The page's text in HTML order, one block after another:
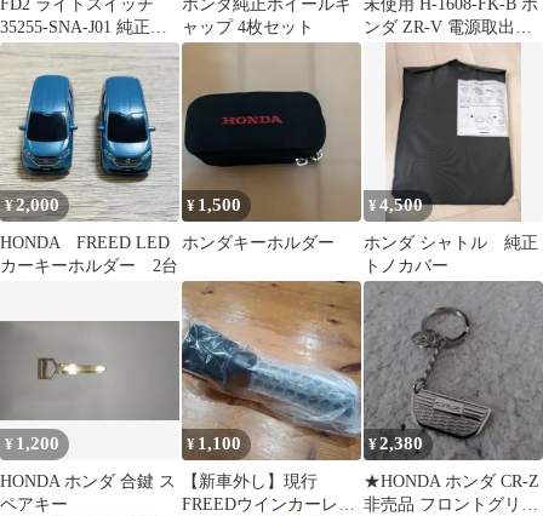
FD2 ライトスイッチ
35255-SNA-J01 純正パ
ーツ
ホンダ純正ホイールキ
ャップ 4枚セット
未使用 H-1608-FK-B ホ
ンダ ZR-V 電源取出し
¥2,000
HONDA FREED LED
カーキーホルダー 2台
¥ 1,500
ホンダキーホルダー
¥4,500
ホンダ シャトル 純正
トノカバー
¥ 1,200
HONDA ホンダ 合鍵 ス
ペアキー
¥ 1,100
【新車外し】現行
FREEDウインカーレバ
¥2,380
★HONDA ホンダ CR-Z
非売品 フロントグリル